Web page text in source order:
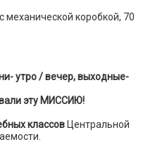
механической коробкой, 70
утро / вечер, выходные-
эту МИССИЮ!
классов Центральной